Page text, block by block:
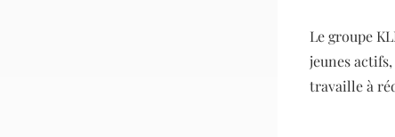
Le groupe
jeunes
travaille à